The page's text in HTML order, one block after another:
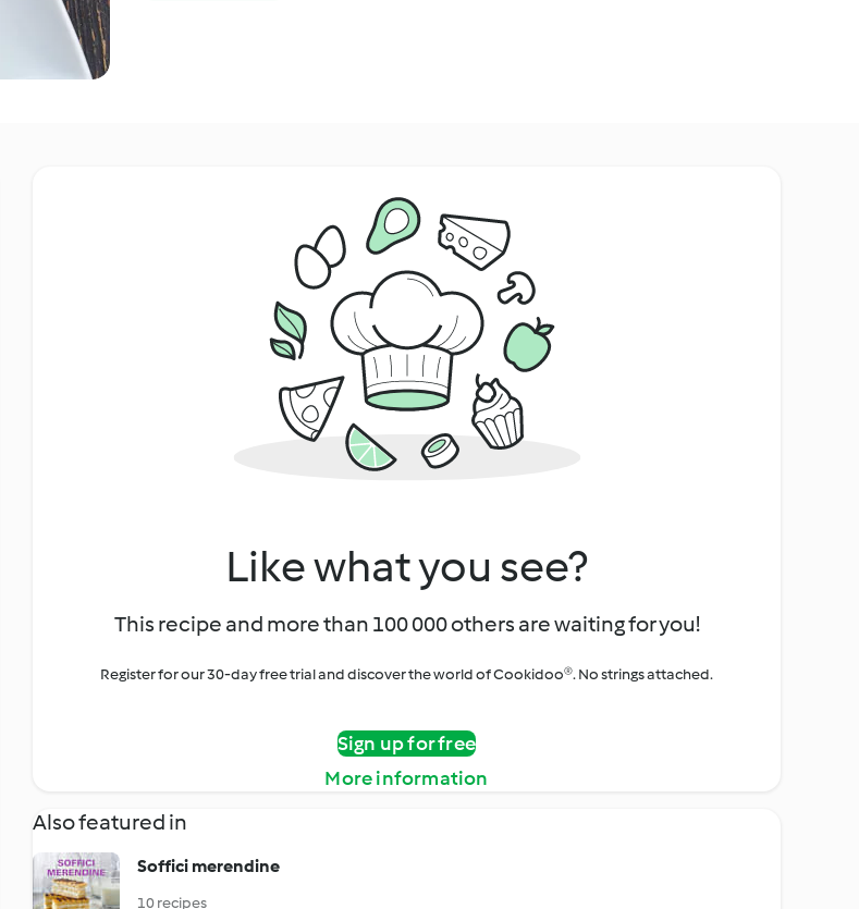
Like what you see?
This recipe and more than 100 000 others are waiting for you!
Register for our 30-day free trial and discover the world of Cookidoo®. No strings attached.
Sign up for free
More information
Also featured in
Soffici merendine
10 recipes